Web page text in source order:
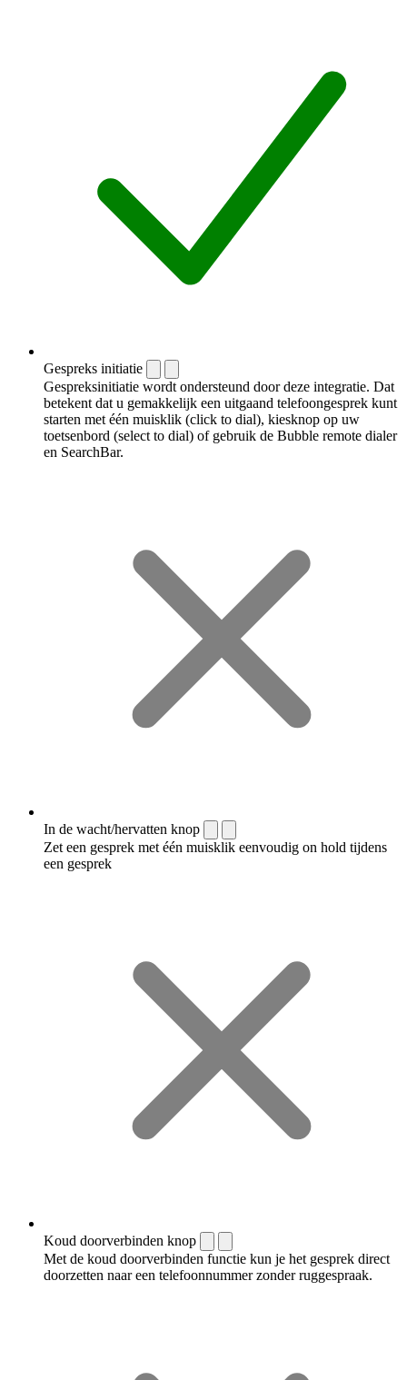
Gespreks initiatie
Gespreksinitiatie wordt ondersteund door deze integratie. Dat
betekent dat u gemakkelijk een uitgaand telefoongesprek kunt
starten met één muisklik (click to dial), kiesknop op uw
toetsenbord (select to dial) of gebruik de Bubble remote dialer
en SearchBar.
In de wacht/hervatten knop
Zet een gesprek met één muisklik eenvoudig on hold tijdens
een gesprek
Koud doorverbinden knop
Met de koud doorverbinden functie kun je het gesprek direct
doorzetten naar een telefoonnummer zonder ruggespraak.